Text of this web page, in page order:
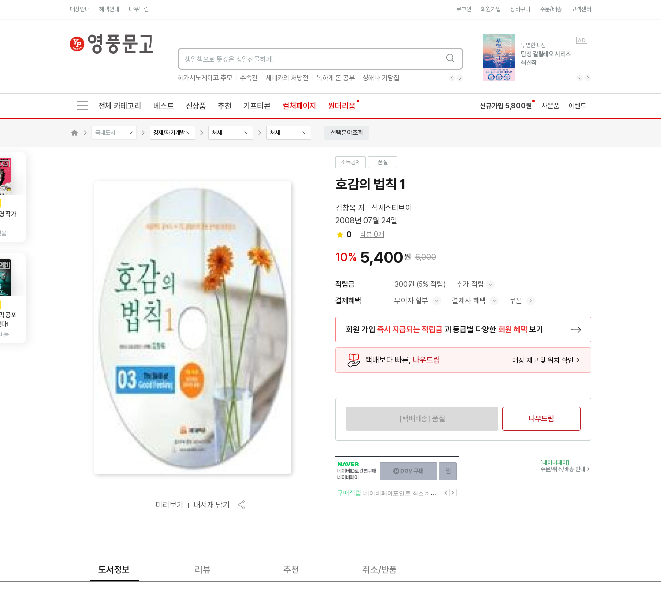
매장안내 혜택안내 나우드림 로그인 회원가입 장바구니 주문/배송 고객센터
히가시노게이고 추모 수족관 세네카의 처방전 독하게 돈 공부 성해나 기담집 히가시노게이고 추모 수족관 독하게 돈 공부
유럽 도시 기행3
풍성한 서사와 인문학적
통찰!
AD
투명한 나선
탐정 갈릴레오 시리즈
최신작
AD
전체 카테고리 베스트 신상품 추천 기프티콘 컬처페이지 원더리움 신규가입 5,800원 사은품 이벤트
국내도서 경제/자기계발 처세 처세 선택분야조회
AD
작가
물
AD
공포
다!
늘
미리보기 내서재 담기
소득공제 품절
호감의 법칙 1
김창옥 저
석세스티브이
2008년 07월 24일
0
리뷰 0개
10% 5,400원 6,000
적립금 300원 (5% 적립) 추가 적립
결제혜택 무이자 할부 결제사 혜택 쿠폰
회원 가입 즉시 지급되는 적립금 과 등급별 다양한 회원 혜택 보기
택배보다 빠른, 나우드림 매장 재고 및 위치 확인
[택배배송] 품절 나우드림
NAVER
네이버
ID로
간편구매
네이버페이
구매하기
이전
구매적립 네이버페이포인트 최소 5.5% 적립 다음
[네이버페이]
주문/취소/배송 안내
도서정보 리뷰 추천 취소/반품